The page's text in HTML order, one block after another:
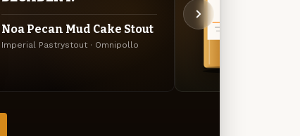
Noa Pecan Mud Cake Stout
Imperial Pastrystout · Omnipollo